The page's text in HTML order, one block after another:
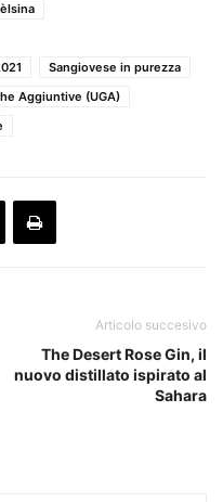
Sangiovese in purezza
Aggiuntive (UGA)
Articolo succesivo
The Desert Rose Gin, il
nuovo distillato ispirato al
Sahara